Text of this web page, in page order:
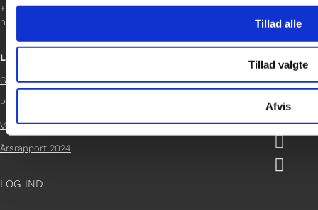
Tillad alle
Tillad valgte
Afvis
+45 29 37 32 41
helene.t@gladfonden.dk
Links
Glad Fonden
Persondatapolitik
Vedtægter
Årsrapport 2024
LOG IND



